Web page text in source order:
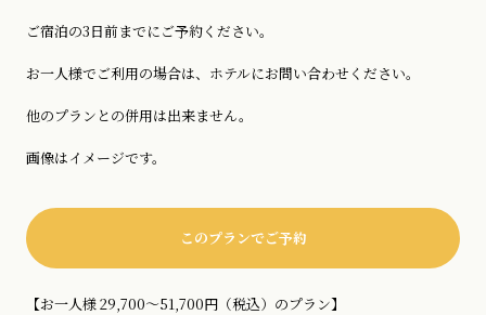
ご宿泊の3日前までにご予約ください。
お一人様でご利用の場合は、ホテルにお問い合わせください。
他のプランとの併用は出来ません。
画像はイメージです。
このプランでご予約
【お一人様 29,700～51,700円（税込）のプラン】